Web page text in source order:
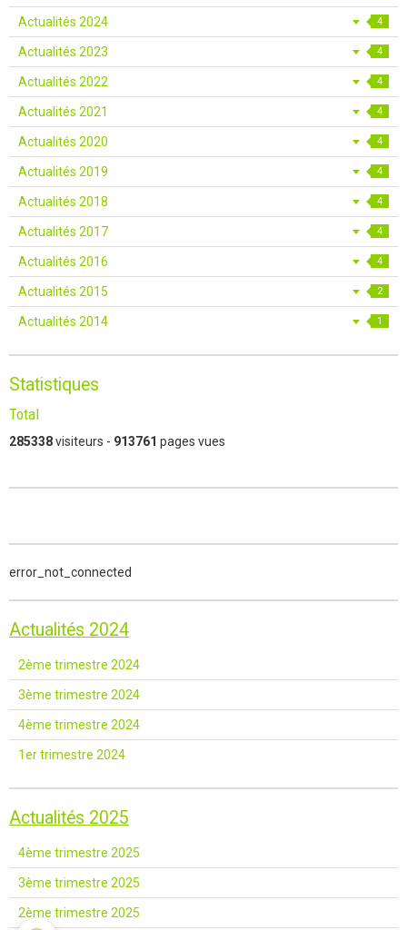
Actualités 2024 4
Actualités 2023 4
Actualités 2022 4
Actualités 2021 4
Actualités 2020 4
Actualités 2019 4
Actualités 2018 4
Actualités 2017 4
Actualités 2016 4
Actualités 2015 2
Actualités 2014 1
Statistiques
Total
285338visiteurs - 913761 pages vues
error_not_connected
Actualités 2024
2ème trimestre 2024
3ème trimestre 2024
4ème trimestre 2024
1er trimestre 2024
Actualités 2025
4ème trimestre 2025
3ème trimestre 2025
2ème trimestre 2025